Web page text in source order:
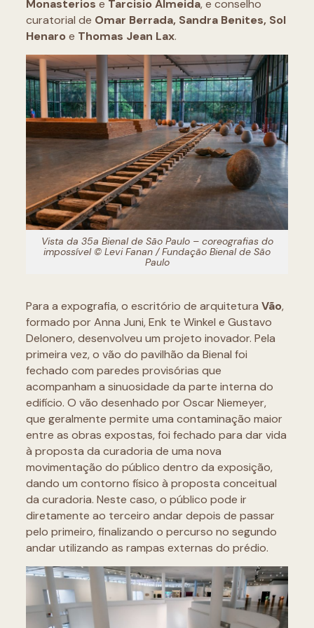
Monasterios e Tarcisio Almeida, e conselho
curatorial de Omar Berrada, Sandra Benites, Sol
Henaro e Thomas Jean Lax.
Vista da 35a Bienal de São Paulo – coreografias do
impossível © Levi Fanan / Fundação Bienal de São
Paulo
Para a expografia, o escritório de arquitetura Vão,
formado por Anna Juni, Enk te Winkel e Gustavo
Delonero, desenvolveu um projeto inovador. Pela
primeira vez, o vão do pavilhão da Bienal foi
fechado com paredes provisórias que
acompanham a sinuosidade da parte interna do
edifício. O vão desenhado por Oscar Niemeyer,
que geralmente permite uma contaminação maior
entre as obras expostas, foi fechado para dar vida
à proposta da curadoria de uma nova
movimentação do público dentro da exposição,
dando um contorno físico à proposta conceitual
da curadoria. Neste caso, o público pode ir
diretamente ao terceiro andar depois de passar
pelo primeiro, finalizando o percurso no segundo
andar utilizando as rampas externas do prédio.